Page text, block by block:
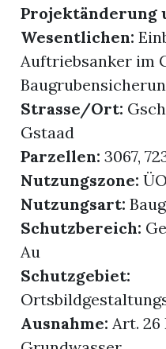
Projektänderung
Wesentlichen:
Auftriebsanker im
Strasse/Ort:
Gstaad
Parzellen: 3067,
Nutzungszone:
Nutzungsart:
Schutzbereich:
Au
Schutzgebiet:
Ausnahme: Art. 26